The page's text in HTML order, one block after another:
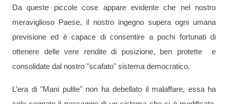
Da queste piccole cose appare evidente che nel nostro
meraviglioso Paese, il nostro ingegno supera ogni umana
previsione ed è capace di consentire a pochi fortunati di
ottenere delle vere rendite di posizione, ben protette
e
consolidate dal nostro "scafato" sistema democratico.
L’era di "Mani pulite" non ha debellato il malaffare, essa ha